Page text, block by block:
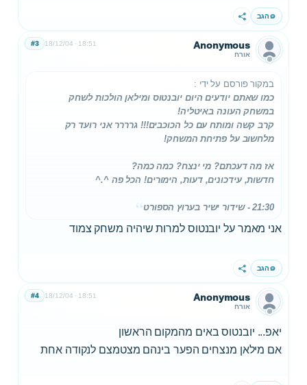
הגב שתף
Anonymous
אורח
18/12/04 18:51
#3
במקור פורסם על ידי :
כמו שאתם יודעים היום יובנטוס ומילאן הולכות לשחק
במשחק העונה באיטליה!
קרב קשה ומותח עם כל הכוכבים!!! גרררר אני רועד רק
מלחשוב על פתיחת המשחק!
אז מה דעכתם? מי ינצח? כמה כמה?
חדשות, עידכונים, דעות, הימורים! הכל פה ^.^
21:30 - שידור ישיר בערוץ הספורט
אני מאמר על יובנטוס למרות שיהיה משחק צמוד
הגב שתף
Anonymous
אורח
18/12/04 18:51
#4
יאפ... יובנטוס באים מהמקום הראשון
אם מילאן מנצחים הפער בינהם מצטמצם לנקודה אחת